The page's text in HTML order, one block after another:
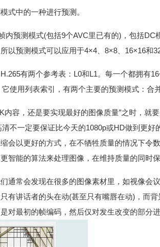
式中的一种进行预测。
预测模式(包括9个AVC里已有的)，包括DC
以预测模式可以应用于4×4、8×8、16×16和
有两个参考表：L0和L1。每一个都拥有16
使用列表索引，有两个主要的预测模式：合
容，还是要实现最好的图像质量”之时，就
不一定要保证比今天的1080p或HD做到更
会以更好的方式，在不牺牲质量的情况下令
智能的算法来处理图像，在维持质量的同时
通常会发现在很多的图像素材里，如视像会
有讲话者的头在动(甚至只有嘴唇在动)，而
对最初的帧编码，然后仅对发生改变的部分进